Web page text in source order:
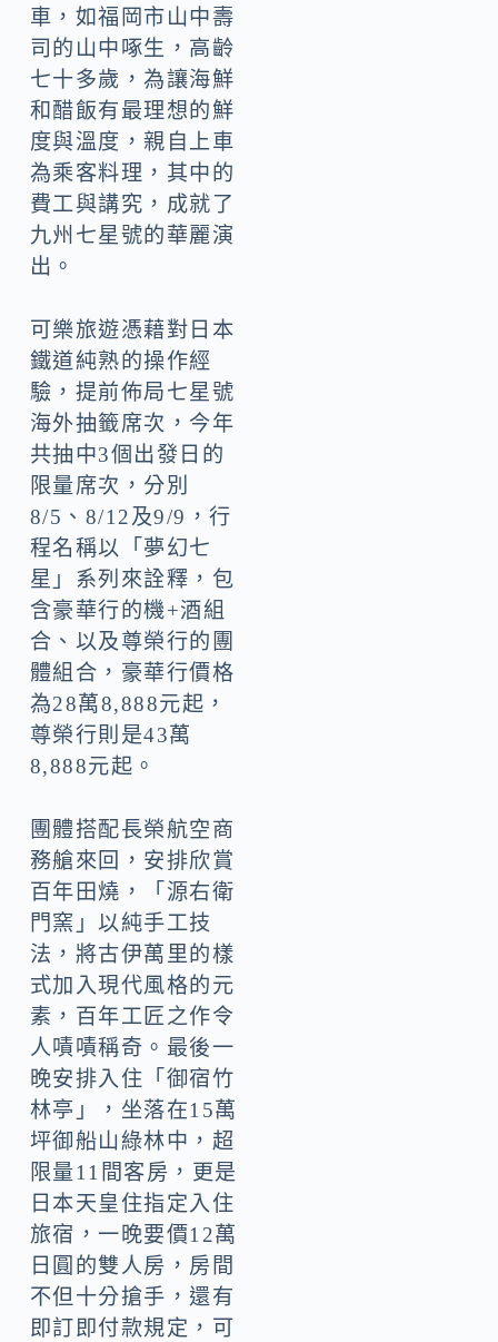
車，如福岡市山中壽
司的山中啄生，高齡
七十多歲，為讓海鮮
和醋飯有最理想的鮮
度與溫度，親自上車
為乘客料理，其中的
費工與講究，成就了
九州七星號的華麗演
出。
可樂旅遊憑藉對日本
鐵道純熟的操作經
驗，提前佈局七星號
海外抽籤席次，今年
共抽中3個出發日的
限量席次，分別
8/5、8/12及9/9，行
程名稱以「夢幻七
星」系列來詮釋，包
含豪華行的機+酒組
合、以及尊榮行的團
體組合，豪華行價格
為28萬8,888元起，
尊榮行則是43萬
8,888元起。
團體搭配長榮航空商
務艙來回，安排欣賞
百年田燒，「源右衛
門窯」以純手工技
法，將古伊萬里的樣
式加入現代風格的元
素，百年工匠之作令
人嘖嘖稱奇。最後一
晚安排入住「御宿竹
林亭」，坐落在15萬
坪御船山綠林中，超
限量11間客房，更是
日本天皇住指定入住
旅宿，一晚要價12萬
日圓的雙人房，房間
不但十分搶手，還有
即訂即付款規定，可